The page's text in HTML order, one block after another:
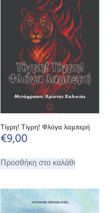
Τίγρη! Τίγρη! Φλόγα λαμπερή
€9,00
Προσθήκη στο καλάθι